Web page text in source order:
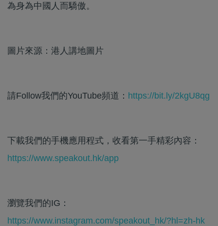
為身為中國人而驕傲。
圖片來源：港人講地圖片
請Follow我們的YouTube頻道： https://bit.ly/2kgU8qg
下載我們的手機應用程式，收看第一手精彩內容：
https://www.speakout.hk/app
瀏覽我們的IG：
https://www.instagram.com/speakout_hk/?hl=zh-hk